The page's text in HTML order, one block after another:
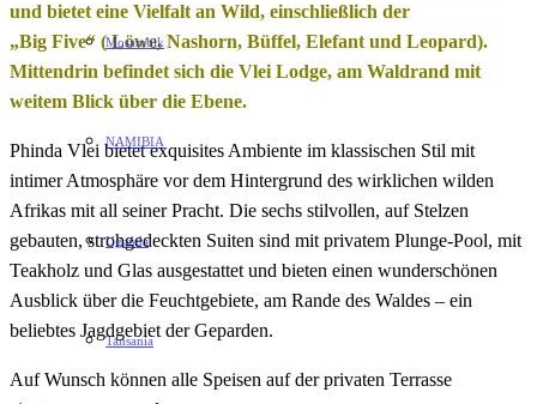
Mosambik
NAMIBIA
Uganda
Tansania
und bietet eine Vielfalt an Wild, einschließlich der
„Big Five“ ( Löwe, Nashorn, Büffel, Elefant und Leopard).
Mittendrin befindet sich die Vlei Lodge, am Waldrand mit
weitem Blick über die Ebene.
Phinda Vlei bietet exquisites Ambiente im klassischen Stil mit
intimer Atmosphäre vor dem Hintergrund des wirklichen wilden
Afrikas mit all seiner Pracht. Die sechs stilvollen, auf Stelzen
gebauten, strohgedeckten Suiten sind mit privatem Plunge-Pool, mit
Teakholz und Glas ausgestattet und bieten einen wunderschönen
Ausblick über die Feuchtgebiete, am Rande des Waldes – ein
beliebtes Jagdgebiet der Geparden.
Auf Wunsch können alle Speisen auf der privaten Terrasse